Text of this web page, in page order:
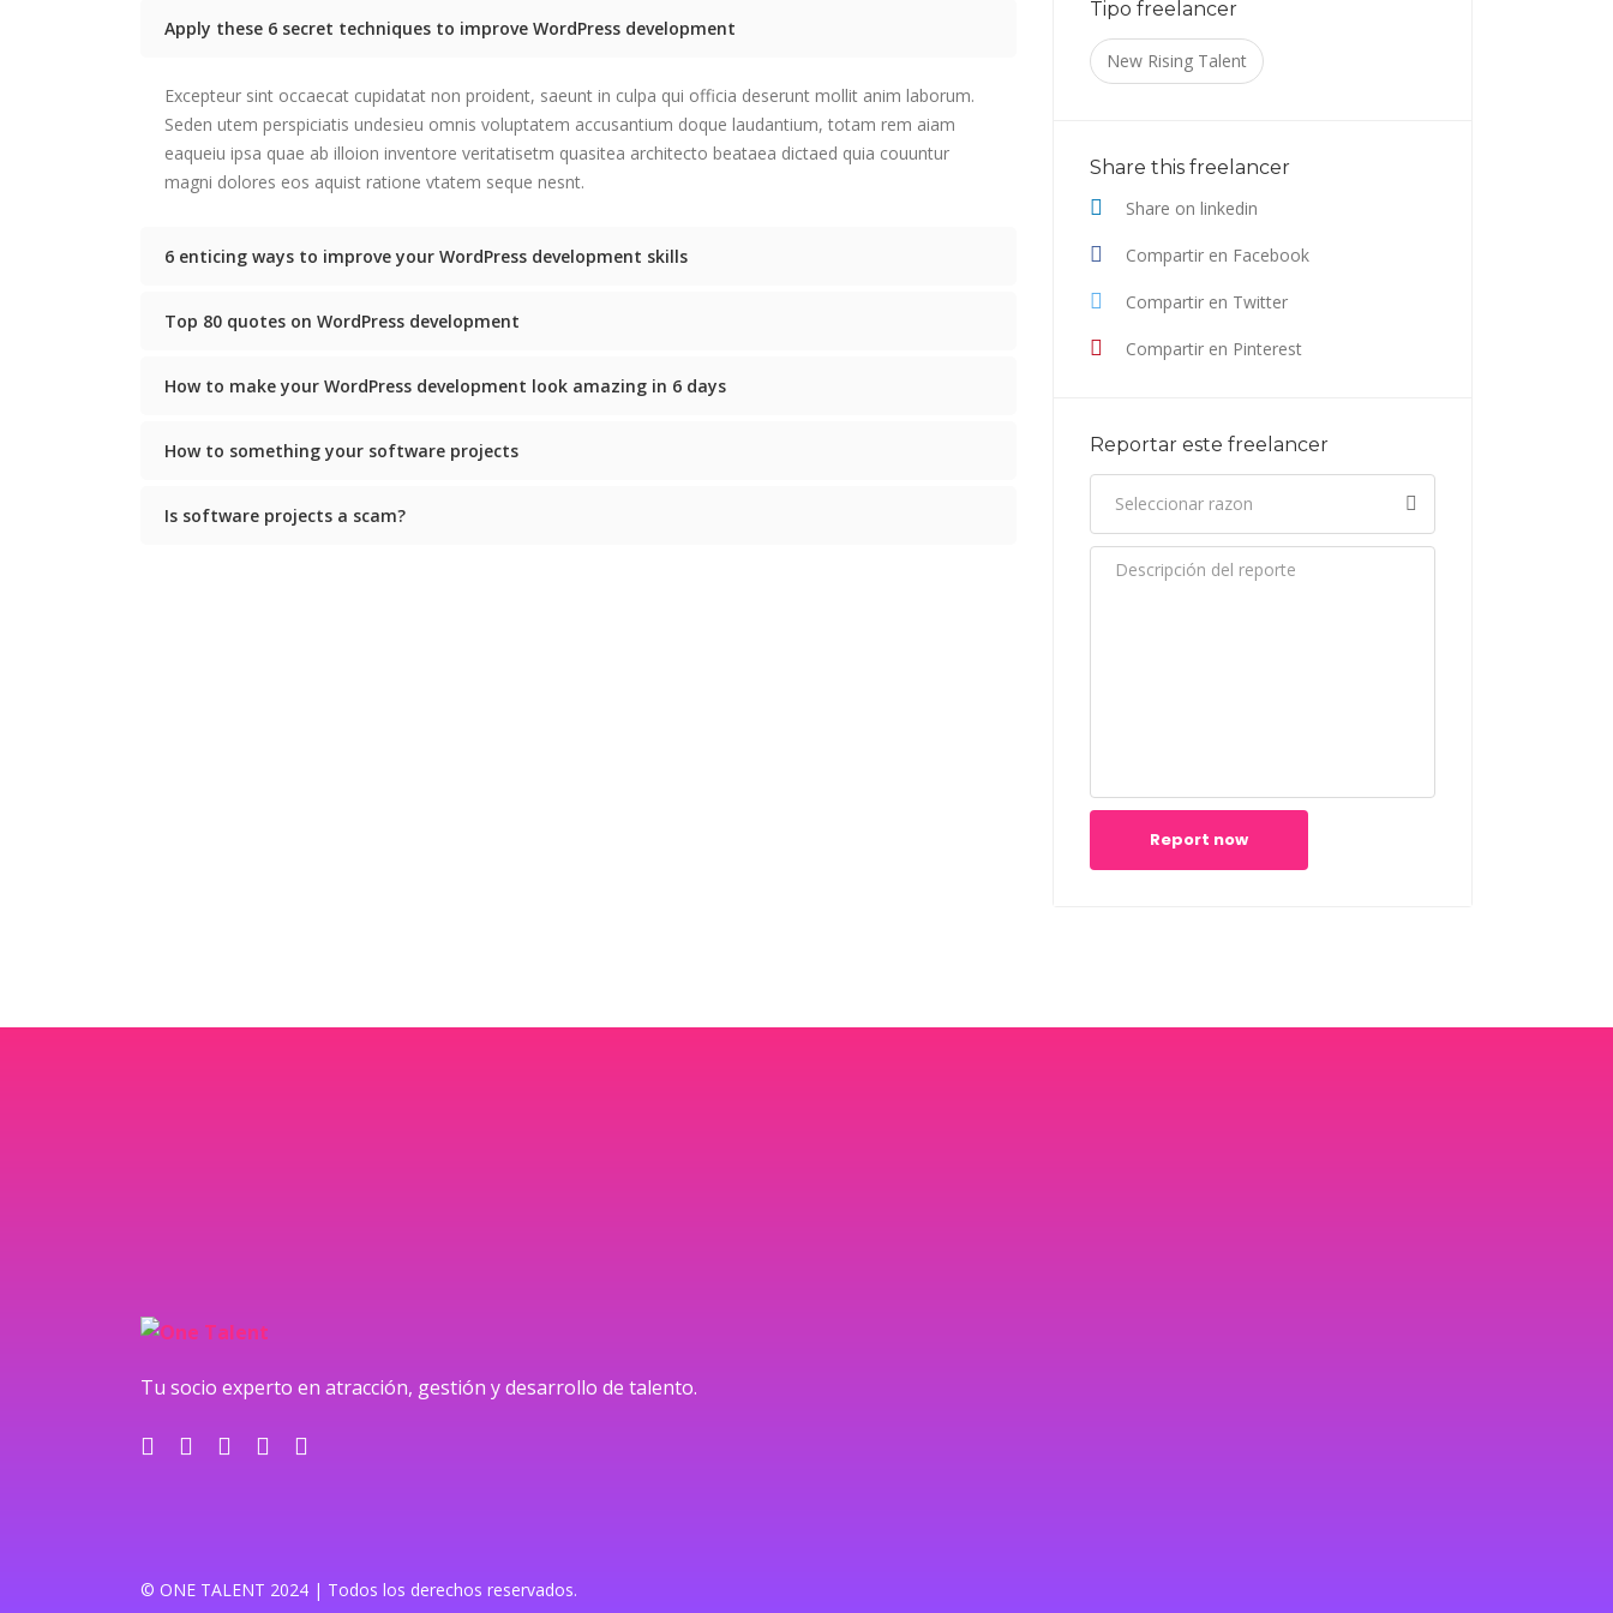
Apply these 6 secret techniques to improve WordPress development
Excepteur sint occaecat cupidatat non proident, saeunt in culpa qui officia deserunt mollit anim laborum.
Seden utem perspiciatis undesieu omnis voluptatem accusantium doque laudantium, totam rem aiam
eaqueiu ipsa quae ab illoion inventore veritatisetm quasitea architecto beataea dictaed quia couuntur
magni dolores eos aquist ratione vtatem seque nesnt.
6 enticing ways to improve your WordPress development skills
Top 80 quotes on WordPress development
How to make your WordPress development look amazing in 6 days
How to something your software projects
Is software projects a scam?
Tipo freelancer
New Rising Talent
Share this freelancer
Share on linkedin
Compartir en Facebook
Compartir en Twitter
Compartir en Pinterest
Reportar este freelancer
Report now
Tu socio experto en atracción, gestión y desarrollo de talento.
© ONE TALENT 2024 | Todos los derechos reservados.